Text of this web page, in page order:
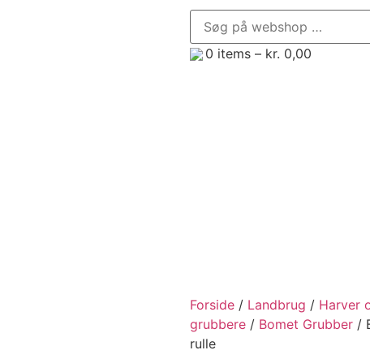
0 items – kr. 0,00
Forside / Landbrug / Harver
grubbere / Bomet Grubber /
rulle